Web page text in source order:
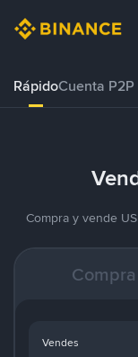
RápidoCuenta P2P
Compra y vende
Compra
Vendes